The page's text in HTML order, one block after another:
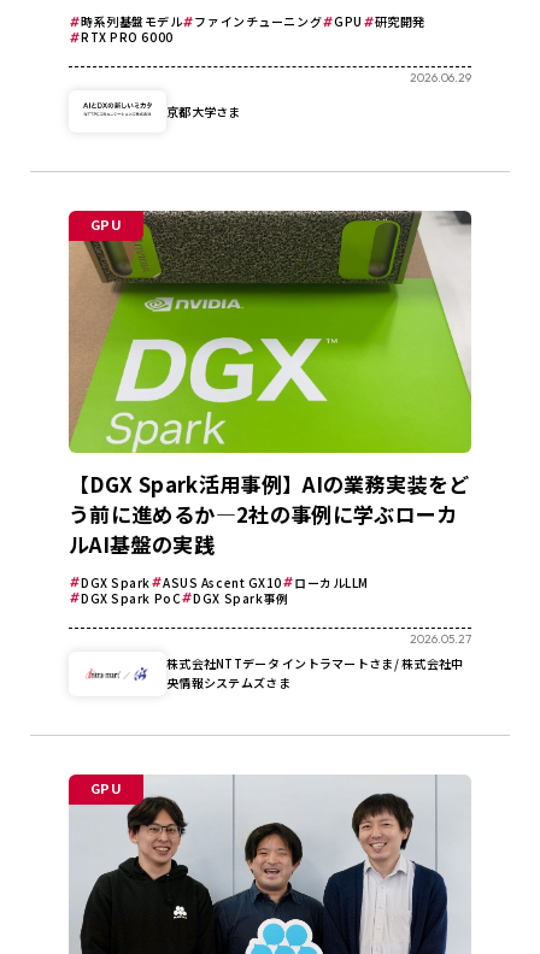
時系列基盤モデル ファインチューニング GPU
研究開発
RTX PRO 6000
2026.06.29
京都大学さま
GPU
【DGX Spark活用事例】AIの業務実装をど
う前に進めるか―2社の事例に学ぶローカ
ルAI基盤の実践
DGX Spark ASUS Ascent GX10
ローカルLLM
DGX Spark PoC
DGX Spark事例
2026.05.27
株式会社NTTデータ イントラマートさま/ 株式会社中
央情報システムズさま
GPU